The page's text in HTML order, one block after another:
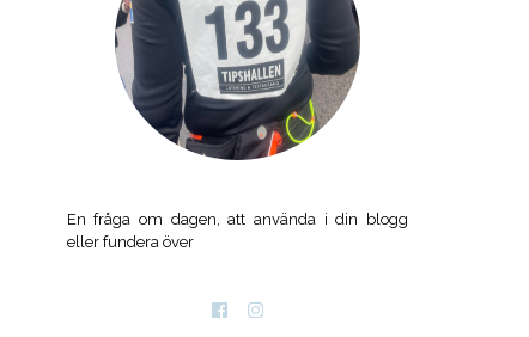
En fråga om dagen, att använda i din blogg
eller fundera över